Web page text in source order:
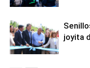
joyita